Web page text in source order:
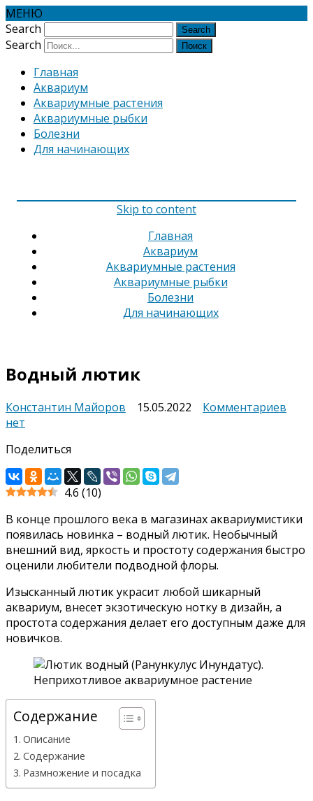
МЕНЮ
Search
Search
Главная
Аквариум
Аквариумные растения
Аквариумные рыбки
Болезни
Для начинающих
Skip to content
Главная
Аквариум
Аквариумные растения
Аквариумные рыбки
Болезни
Для начинающих
Водный лютик
Константин Майоров 15.05.2022 Комментариев
нет
Поделиться
4.6 (10)
В конце прошлого века в магазинах аквариумистики
появилась новинка – водный лютик. Необычный
внешний вид, яркость и простоту содержания быстро
оценили любители подводной флоры.
Изысканный лютик украсит любой шикарный
аквариум, внесет экзотическую нотку в дизайн, а
простота содержания делает его доступным даже для
новичков.
Содержание
Описание
Содержание
Размножение и посадка